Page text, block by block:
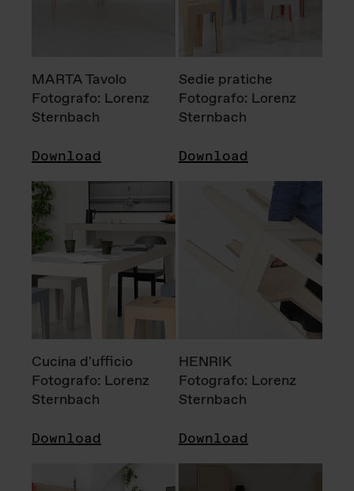
MARTA Tavolo
Fotografo: Lorenz
Sternbach
Download
Sedie pratiche
Fotografo: Lorenz
Sternbach
Download
Cucina d'ufficio
Fotografo: Lorenz
Sternbach
Download
HENRIK
Fotografo: Lorenz
Sternbach
Download